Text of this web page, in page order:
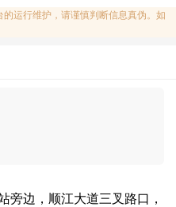
运行维护，请谨慎判断信息真伪。如
旁边，顺江大道三叉路口，